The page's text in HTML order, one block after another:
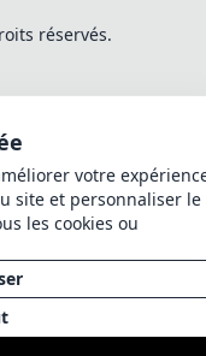
sègle, graines
blé &
✕
réservés.
votre
site et personnaliser le
les cookies ou
achats